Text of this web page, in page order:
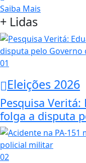
Saiba Mais
+ Lidas
01
Eleições 2026
Pesquisa
folga a disputa
02